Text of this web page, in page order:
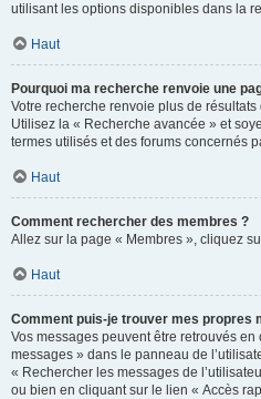
utilisant les options disponibles dans la
Haut
Pourquoi ma recherche renvoie une
Votre recherche renvoie plus de
Utilisez la « Recherche avancée » et
termes utilisés et des forums concernés
Haut
Comment rechercher des membres ?
Allez sur la page « Membres », cliquez
Haut
Comment puis-je trouver mes propres
Vos messages peuvent être retrouvés
messages » dans le panneau de
« Rechercher les messages de
ou bien en cliquant sur le lien « Accès